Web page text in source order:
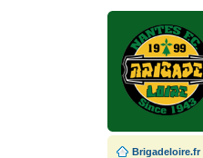
Brigadeloire.fr